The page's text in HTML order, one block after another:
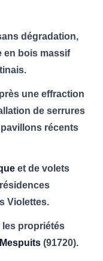
dégradation,
en bois massif
une effraction
de serrures
récents
et de volets
Violettes.
les propriétés
Mespuits (91720).